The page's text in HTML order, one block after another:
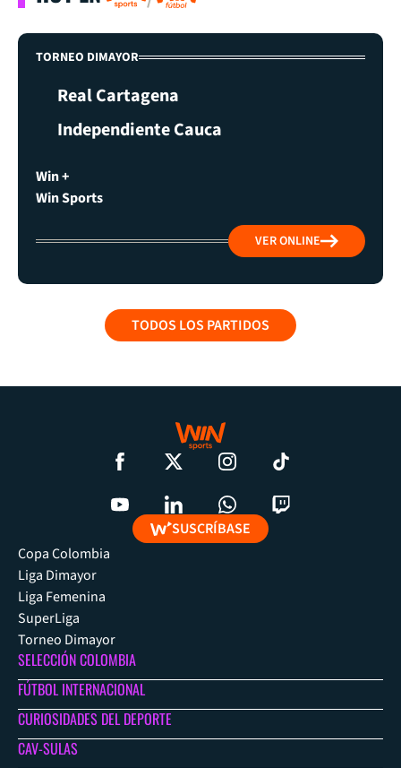
TORNEO DIMAYOR
Real Cartagena
Independiente Cauca
Win +
Win Sports
VER ONLINE
TODOS LOS PARTIDOS
SUSCRÍBASE
Copa Colombia
Liga Dimayor
Liga Femenina
SuperLiga
Torneo Dimayor
SELECCIÓN COLOMBIA
FÚTBOL INTERNACIONAL
CURIOSIDADES DEL DEPORTE
CAV-SULAS